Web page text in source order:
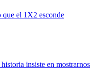
que el 1X2 esconde
insiste en mostrarnos